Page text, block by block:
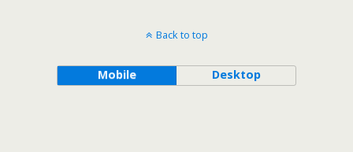
Back to top
Mobile Desktop